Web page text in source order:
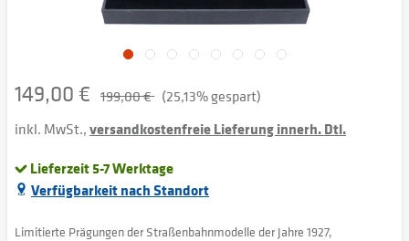
149,00 € 199,00 € (25,13% gespart)
inkl. MwSt.,versandkostenfreie Lieferung innerh. Dtl.
Lieferzeit 5-7 Werktage
Verfügbarkeit nach Standort
Limitierte Prägungen der Straßenbahnmodelle der Jahre 1927,